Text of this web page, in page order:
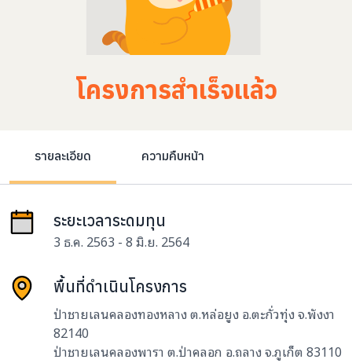
โครงการสำเร็จแล้ว
รายละเอียด ความคืบหน้า
ระยะเวลาระดมทุน
3 ธ.ค. 2563 - 8 มิ.ย. 2564
พื้นที่ดำเนินโครงการ
ป่าชายเลนคลองทองหลาง ต.หล่อยูง อ.ตะกั่วทุ่ง จ.พังงา
82140
ป่าชายเลนคลองพารา ต.ป่าคลอก อ.ถลาง จ.ภูเก็ต 83110